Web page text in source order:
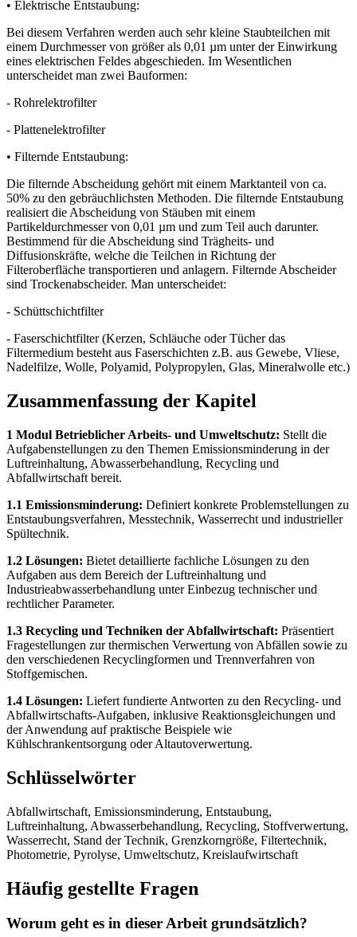
• Elektrische Entstaubung:
Bei diesem Verfahren werden auch sehr kleine Staubteilchen mit
einem Durchmesser von größer als 0,01 µm unter der Einwirkung
eines elektrischen Feldes abgeschieden. Im Wesentlichen
unterscheidet man zwei Bauformen:
- Rohrelektrofilter
- Plattenelektrofilter
• Filternde Entstaubung:
Die filternde Abscheidung gehört mit einem Marktanteil von ca.
50% zu den gebräuchlichsten Methoden. Die filternde Entstaubung
realisiert die Abscheidung von Stäuben mit einem
Partikeldurchmesser von 0,01 µm und zum Teil auch darunter.
Bestimmend für die Abscheidung sind Trägheits- und
Diffusionskräfte, welche die Teilchen in Richtung der
Filteroberfläche transportieren und anlagern. Filternde Abscheider
sind Trockenabscheider. Man unterscheidet:
- Schüttschichtfilter
- Faserschichtfilter (Kerzen, Schläuche oder Tücher das
Filtermedium besteht aus Faserschichten z.B. aus Gewebe, Vliese,
Nadelfilze, Wolle, Polyamid, Polypropylen, Glas, Mineralwolle etc.)
Zusammenfassung der Kapitel
1 Modul Betrieblicher Arbeits- und Umweltschutz: Stellt die
Aufgabenstellungen zu den Themen Emissionsminderung in der
Luftreinhaltung, Abwasserbehandlung, Recycling und
Abfallwirtschaft bereit.
1.1 Emissionsminderung: Definiert konkrete Problemstellungen zu
Entstaubungsverfahren, Messtechnik, Wasserrecht und industrieller
Spültechnik.
1.2 Lösungen: Bietet detaillierte fachliche Lösungen zu den
Aufgaben aus dem Bereich der Luftreinhaltung und
Industrieabwasserbehandlung unter Einbezug technischer und
rechtlicher Parameter.
1.3 Recycling und Techniken der Abfallwirtschaft: Präsentiert
Fragestellungen zur thermischen Verwertung von Abfällen sowie zu
den verschiedenen Recyclingformen und Trennverfahren von
Stoffgemischen.
1.4 Lösungen: Liefert fundierte Antworten zu den Recycling- und
Abfallwirtschafts-Aufgaben, inklusive Reaktionsgleichungen und
der Anwendung auf praktische Beispiele wie
Kühlschrankentsorgung oder Altautoverwertung.
Schlüsselwörter
Abfallwirtschaft, Emissionsminderung, Entstaubung,
Luftreinhaltung, Abwasserbehandlung, Recycling, Stoffverwertung,
Wasserrecht, Stand der Technik, Grenzkorngröße, Filtertechnik,
Photometrie, Pyrolyse, Umweltschutz, Kreislaufwirtschaft
Häufig gestellte Fragen
Worum geht es in dieser Arbeit grundsätzlich?